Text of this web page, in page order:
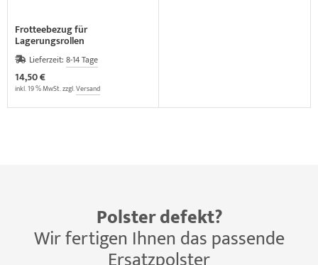
Frotteebezug für
Lagerungsrollen
Lieferzeit: 8-14 Tage
14,50 €
inkl. 19 % MwSt. zzgl.Versand
Polster defekt?
Wir fertigen Ihnen das passende